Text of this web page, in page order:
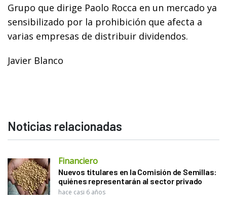
Grupo que dirige Paolo Rocca en un mercado ya
sensibilizado por la prohibición que afecta a
varias empresas de distribuir dividendos.
Javier Blanco
Noticias relacionadas
Financiero
Nuevos titulares en la Comisión de Semillas:
quiénes representarán al sector privado
hace casi 6 años